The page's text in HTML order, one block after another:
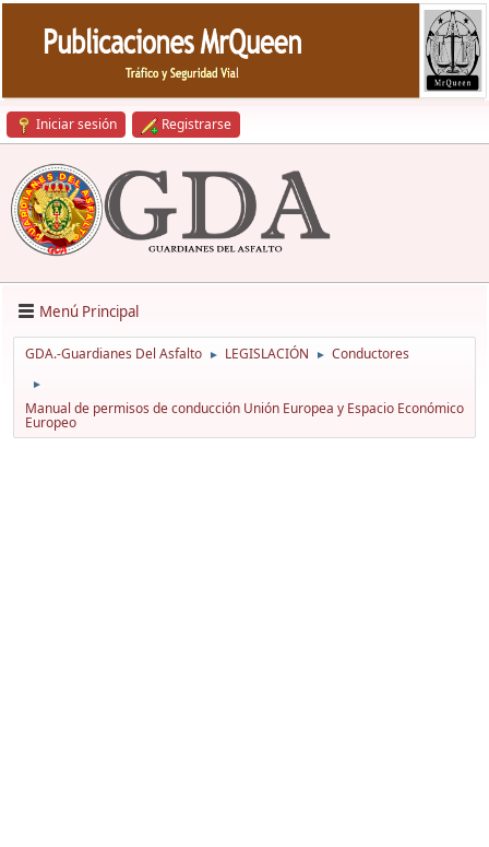
Iniciar sesión Registrarse
Menú Principal
GDA.-Guardianes Del Asfalto ► LEGISLACIÓN ► Conductores
►
Manual de permisos de conducción Unión Europea y Espacio Económico
Europeo